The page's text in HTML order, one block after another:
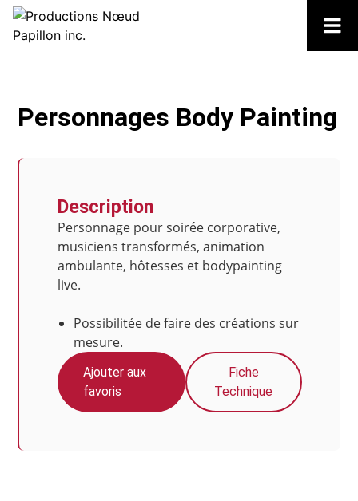
Personnages Body Painting
Description
Personnage pour soirée corporative,
musiciens transformés, animation
ambulante, hôtesses et bodypainting
live.
Possibilitée de faire des créations sur
mesure.
Ajouter aux
favoris
Fiche
Technique